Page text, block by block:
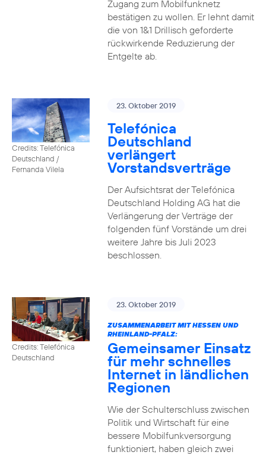
Zugang zum Mobilfunknetz
bestätigen zu wollen. Er lehnt damit
die von 1&1 Drillisch geforderte
rückwirkende Reduzierung der
Entgelte ab.
Credits: Telefónica
Deutschland /
Fernanda Vilela
23. Oktober 2019
Telefónica
Deutschland
verlängert
Vorstandsverträge
Der Aufsichtsrat der Telefónica
Deutschland Holding AG hat die
Verlängerung der Verträge der
folgenden fünf Vorstände um drei
weitere Jahre bis Juli 2023
beschlossen.
Credits: Telefónica
Deutschland
23. Oktober 2019
ZUSAMMENARBEIT MIT HESSEN UND
RHEINLAND-PFALZ:
Gemeinsamer Einsatz
für mehr schnelles
Internet in ländlichen
Regionen
Wie der Schulterschluss zwischen
Politik und Wirtschaft für eine
bessere Mobilfunkversorgung
funktioniert, haben gleich zwei